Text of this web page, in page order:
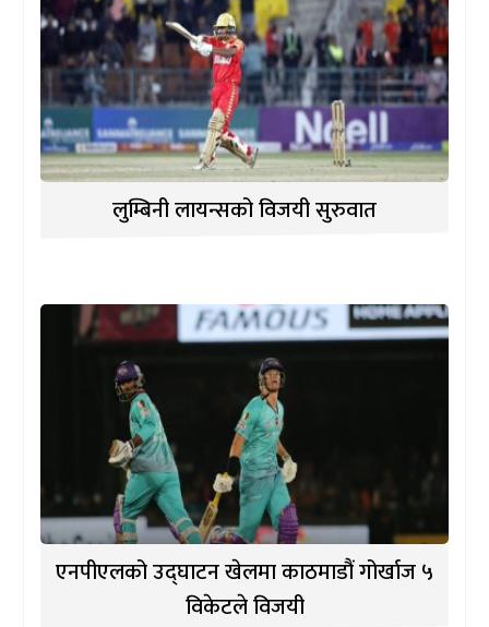
लुम्बिनी लायन्सको विजयी सुरुवात
एनपीएलको उद्घाटन खेलमा काठमाडौं गोर्खाज ५
विकेटले विजयी